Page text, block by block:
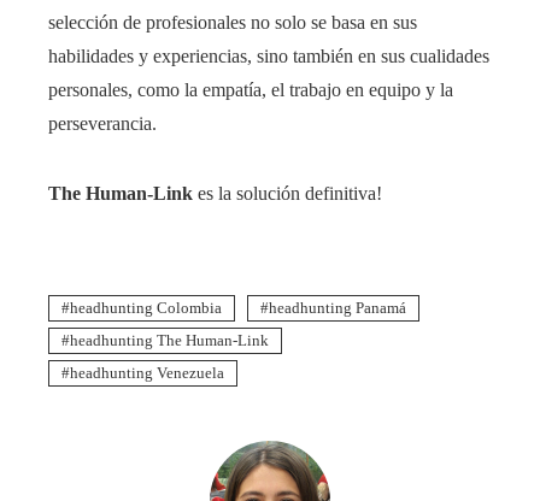
selección de profesionales no solo se basa en sus
habilidades y experiencias, sino también en sus cualidades
personales, como la empatía, el trabajo en equipo y la
perseverancia.
The Human-Link es la solución definitiva!
headhunting Colombia
headhunting Panamá
headhunting The Human-Link
headhunting Venezuela